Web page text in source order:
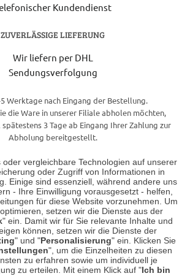
oder vergleichbare Technologien auf unserer
oder Zugriff von Informationen in
Einige sind essenziell, während andere uns
- Ihre Einwilligung vorausgesetzt - helfen,
für diese Website vorzunehmen. Um
setzen wir die Dienste aus der
" ein. Damit wir für Sie relevante Inhalte und
können, setzen wir die Dienste der
" und "Personalisierung" ein. Klicken Sie
", um die Einzelheiten zu diesen
zu erfahren sowie um individuell je
zu erteilen. Mit einem Klick auf "Ich bin
Kundendienst
ZUVERLÄSSIGE LIEFERUNG
Wir liefern per DHL
Sendungsverfolgung
Werktage nach Eingang der Bestellung.
die Ware in unserer Filiale abholen möchten,
3 Tage ab Eingang Ihrer Zahlung zur
Abholung bereitgestellt.
Geschäft in Meckenheim
Auf dem Steinbüchel 6
53340 Meckenheim
Samstag 9:00 Uhr bis 18:00 Uhr
weitere Information